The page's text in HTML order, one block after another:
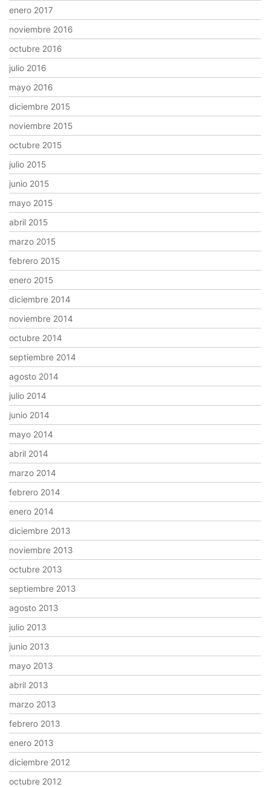
enero 2017
noviembre 2016
octubre 2016
julio 2016
mayo 2016
diciembre 2015
noviembre 2015
octubre 2015
julio 2015
junio 2015
mayo 2015
abril 2015
marzo 2015
febrero 2015
enero 2015
diciembre 2014
noviembre 2014
octubre 2014
septiembre 2014
agosto 2014
julio 2014
junio 2014
mayo 2014
abril 2014
marzo 2014
febrero 2014
enero 2014
diciembre 2013
noviembre 2013
octubre 2013
septiembre 2013
agosto 2013
julio 2013
junio 2013
mayo 2013
abril 2013
marzo 2013
febrero 2013
enero 2013
diciembre 2012
octubre 2012